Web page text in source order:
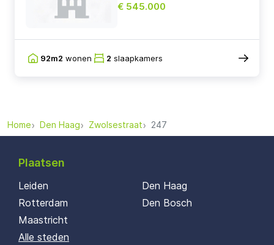
€ 545.000
92m2 wonen 2 slaapkamers
Home Den Haag Zwolsestraat 247
Plaatsen
Leiden
Rotterdam
Maastricht
Den Haag
Den Bosch
Alle steden